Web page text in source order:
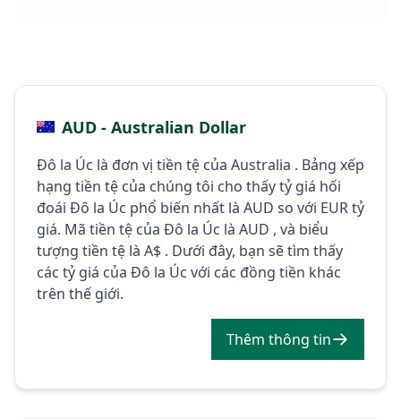
AUD - Australian Dollar
Đô la Úc là đơn vị tiền tệ của Australia . Bảng xếp
hạng tiền tệ của chúng tôi cho thấy tỷ giá hối
đoái Đô la Úc phổ biến nhất là AUD so với EUR tỷ
giá. Mã tiền tệ của Đô la Úc là AUD , và biểu
tượng tiền tệ là A$ . Dưới đây, bạn sẽ tìm thấy
các tỷ giá của Đô la Úc với các đồng tiền khác
trên thế giới.
Thêm thông tin